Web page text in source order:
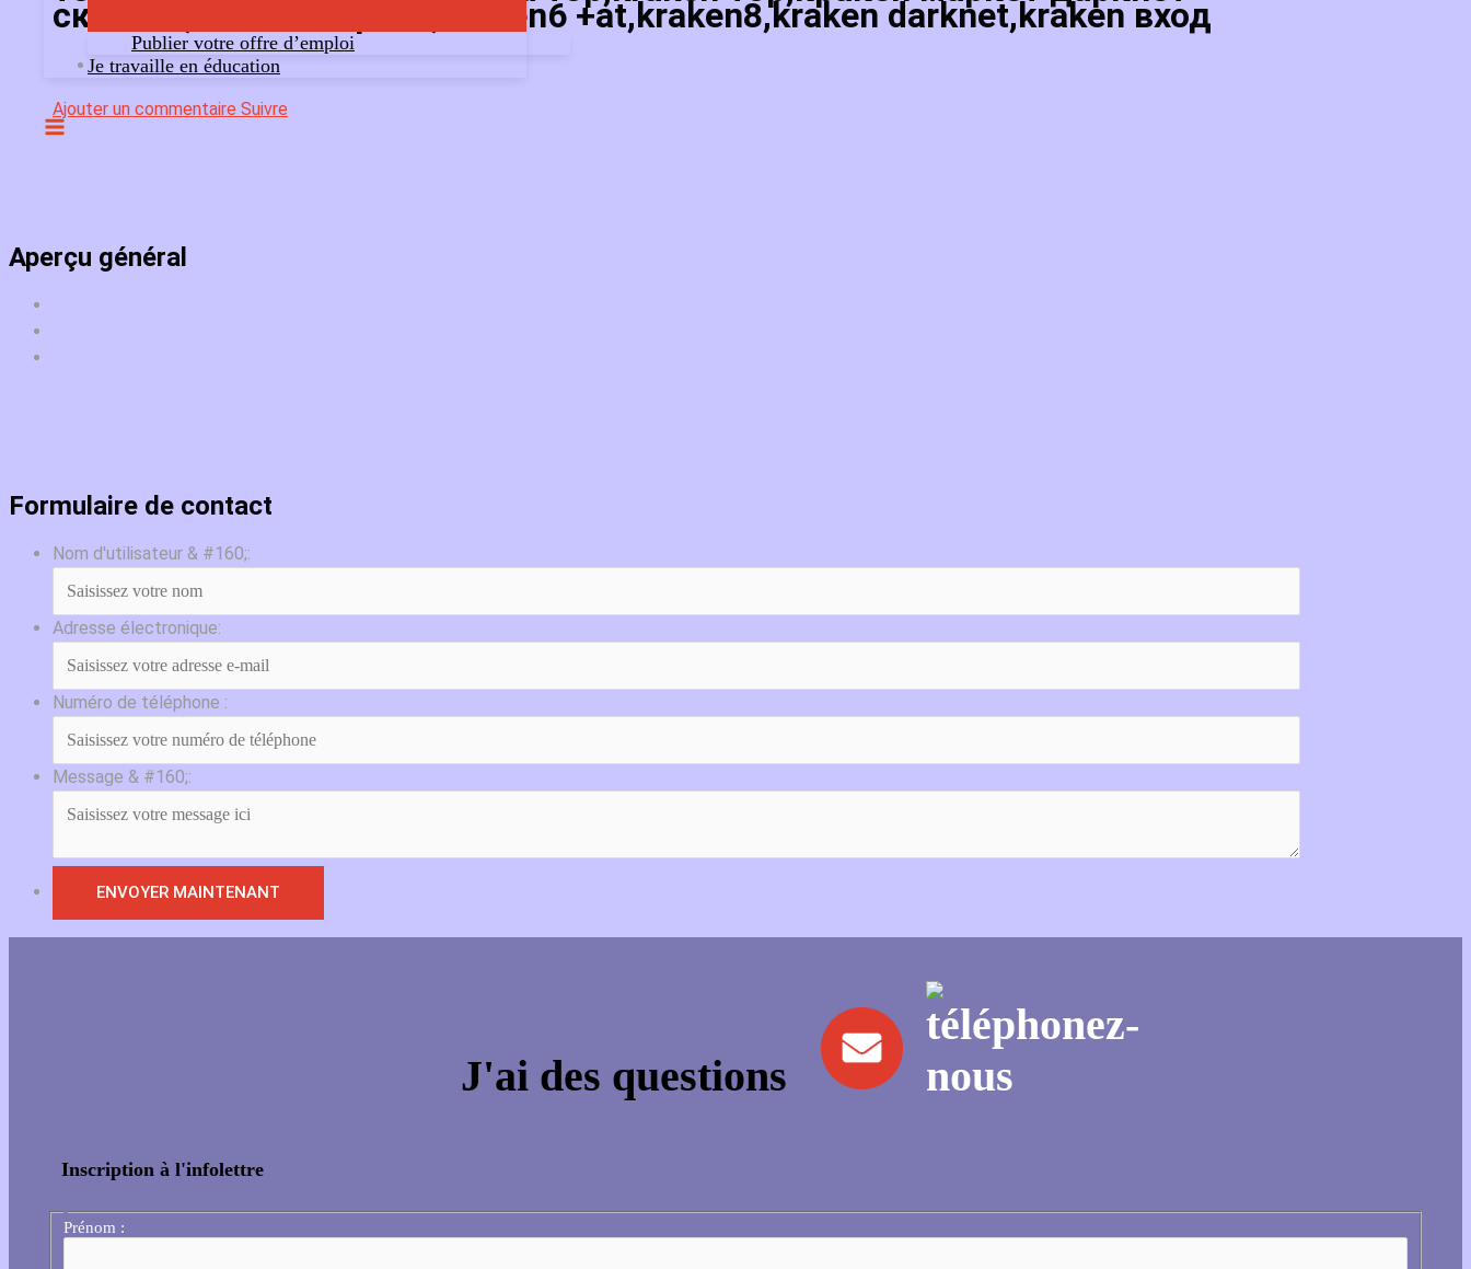
Publier votre offre d’emploi
Je travaille en éducation
скачать,kraken маркет,kraken6 +at,kraken8,kraken darknet,kraken вход
Ajouter un commentaire Suivre
Aperçu général
Formulaire de contact
Nom d'utilisateur & #160;:
Adresse électronique:
Numéro de téléphone :
Message & #160;:
J'ai des questions
Inscription à l'infolettre
Prénom :